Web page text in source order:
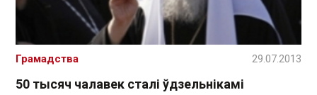
50 тысяч чалавек сталі ўдзельнікамі
Грамадства 29.07.2013